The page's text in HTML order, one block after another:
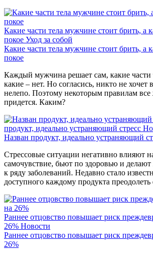
Какие части тела мужчине стоит брить, а
покое Уход за собой
Какие части тела мужчине стоит брить, а
покое
Каждый мужчина решает сам, какие части
какие – нет. Но согласись, никто не хочет
нелепо. Поэтому некоторым правилам все
придется. Каким?
продукт, идеально устраняющий стресс
Назван продукт, идеально устраняющий
Стрессовые ситуации негативно влияют
самочувствие, бьют по здоровью и
к ряду заболеваний. Недавно стало
доступного каждому продукта преодолеть
Раннее отцовство повышает риск
26% Новости
Раннее отцовство повышает риск
26%